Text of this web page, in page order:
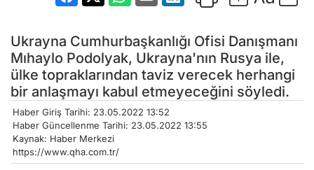
Ukrayna Cumhurbaşkanlığı Ofisi Danışmanı
Mıhaylo Podolyak, Ukrayna'nın Rusya ile,
ülke topraklarından taviz verecek herhangi
bir anlaşmayı kabul etmeyeceğini söyledi.
Haber Giriş Tarihi: 23.05.2022 13:52
Haber Güncellenme Tarihi: 23.05.2022 13:55
Kaynak: Haber Merkezi
https://www.qha.com.tr/